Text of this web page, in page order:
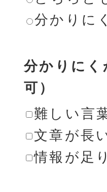
分かりに
分かりにく
可）
難しい言
文章が長
情報が足